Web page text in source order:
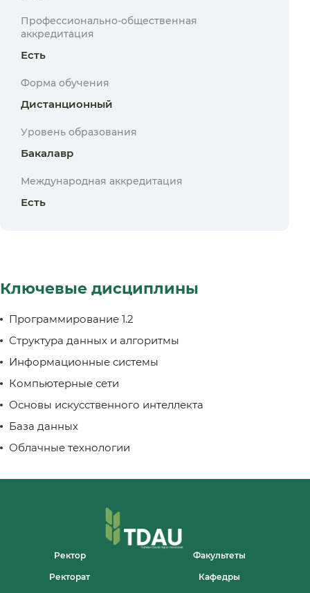
Профессионально-общественная
аккредитация
Есть
Форма обучения
Дистанционный
Уровень образования
Бакалавр
Международная аккредитация
Есть
Ключевые дисциплины
Программирование 1.2
Структура данных и алгоритмы
Информационные системы
Компьютерные сети
Основы искусственного интеллекта
База данных
Облачные технологии
Ректор Факультеты
Ректорат Кафедры